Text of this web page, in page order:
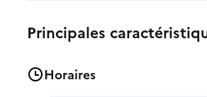
Principales
Horaires